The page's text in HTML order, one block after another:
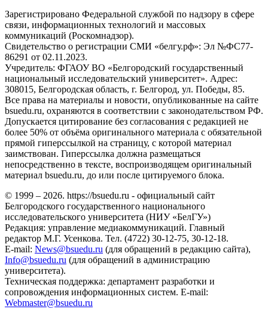
Зарегистрировано Федеральной службой по надзору в сфере
связи, информационных технологий и массовых
коммуникаций (Роскомнадзор).
Свидетельство о регистрации СМИ «белгу.рф»: Эл №ФС77-
86291 от 02.11.2023.
Учредитель: ФГАОУ ВО «Белгородский государственный
национальный исследовательский университет». Адрес:
308015, Белгородская область, г. Белгород, ул. Победы, 85.
Все права на материалы и новости, опубликованные на сайте
bsuedu.ru, охраняются в соответствии с законодательством РФ.
Допускается цитирование без согласования с редакцией не
более 50% от объёма оригинального материала с обязательной
прямой гиперссылкой на страницу, с которой материал
заимствован. Гиперссылка должна размещаться
непосредственно в тексте, воспроизводящем оригинальный
материал bsuedu.ru, до или после цитируемого блока.
© 1999 – 2026. https://bsuedu.ru - официальный сайт
Белгородского государственного национального
исследовательского университета (НИУ «БелГУ»)
Редакция: управление медиакоммуникаций. Главный
редактор М.Г. Усенкова. Тел. (4722) 30-12-75, 30-12-18.
E-mail: News@bsuedu.ru (для обращений в редакцию сайта),
Info@bsuedu.ru (для обращений в администрацию
университета).
Техническая поддержка: департамент разработки и
сопровождения информационных систем. E-mail:
Webmaster@bsuedu.ru